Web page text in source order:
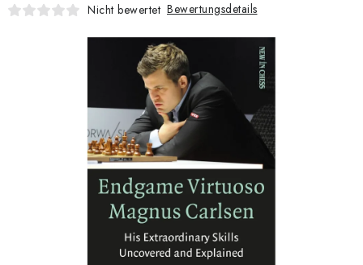
SCHACHUHREN
SCHACH-ANTIQUITÄTENLADEN
SCHACH ONLINE
SCHACH GESCHENKE
Nicht bewertet Bewertungsdetails